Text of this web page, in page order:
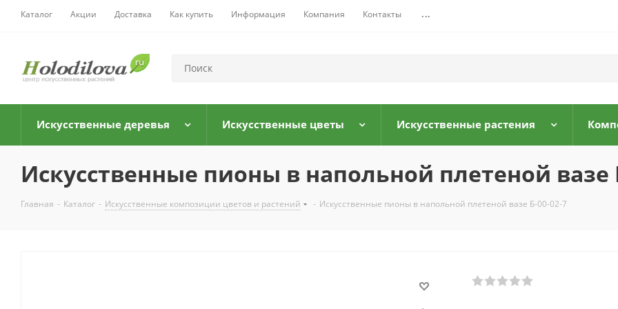
Каталог Акции Доставка Как купить Информация Компания Контакты ...
Искусственные деревья Искусственные цветы Искусственные растения
Искусственные пионы в напольной плетеной вазе
Главная - Каталог - Искусственные композиции цветов и растений - Искусственные пионы в напольной плетеной вазе Б-00-02-7